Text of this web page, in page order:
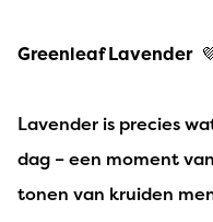
Greenleaf Lavender
Lavender is precies
dag – een moment
tonen van kruiden